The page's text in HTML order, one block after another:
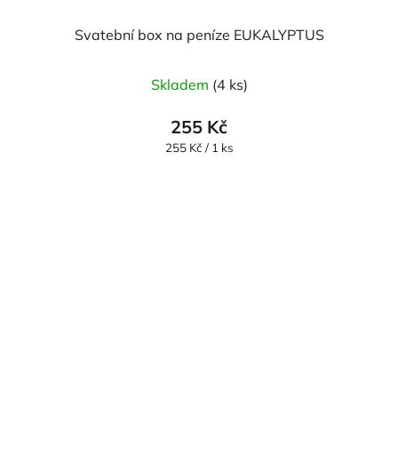
Svatební box na peníze EUKALYPTUS
Skladem (4 ks)
255 Kč
Měrná
255 Kč / 1 ks